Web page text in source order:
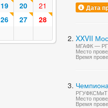
19 20
21
26 27
28
Дата
XXVII
МГАФК —
Место
Время
РГУФКСМиТ
Место
Время